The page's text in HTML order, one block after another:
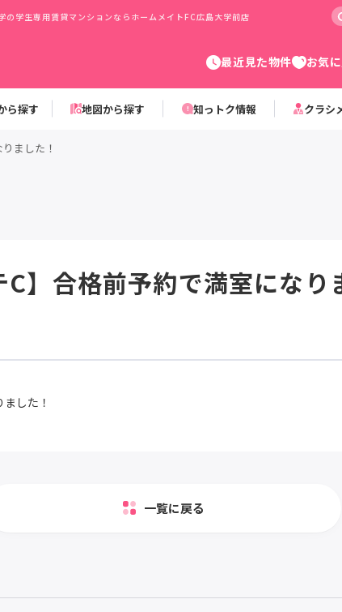
学生専用賃貸マンションならホームメイトFC広島大学前店
最近見た物件 お気
ら探す 地図から探す 知っトク情報 クラシ
ました！
】合格前予約で満室になり
した！
一覧に戻る